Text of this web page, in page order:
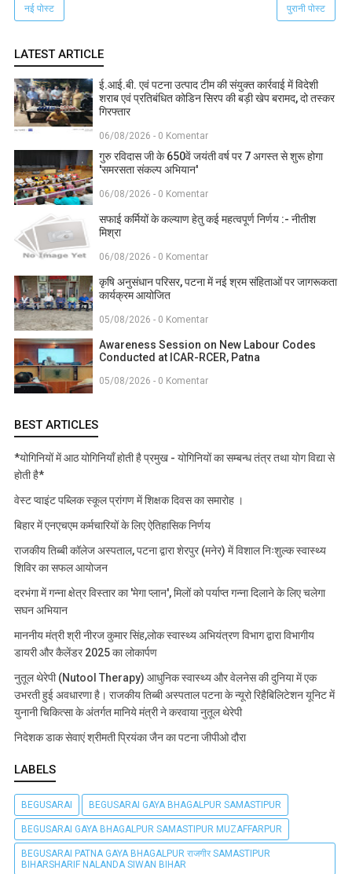
नई पोस्ट पुरानी पोस्ट
LATEST ARTICLE
ई.आई.बी. एवं पटना उत्पाद टीम की संयुक्त कार्रवाई में विदेशी
शराब एवं प्रतिबंधित कोडिन सिरप की बड़ी खेप बरामद, दो तस्कर
गिरफ्तार
06/08/2026 - 0 Komentar
गुरु रविदास जी के 650वें जयंती वर्ष पर 7 अगस्त से शुरू होगा
'समरसता संकल्प अभियान'
06/08/2026 - 0 Komentar
सफाई कर्मियों के कल्याण हेतु कई महत्वपूर्ण निर्णय :- नीतीश
मिश्रा
06/08/2026 - 0 Komentar
कृषि अनुसंधान परिसर, पटना में नई श्रम संहिताओं पर जागरूकता
कार्यक्रम आयोजित
05/08/2026 - 0 Komentar
Awareness Session on New Labour Codes
Conducted at ICAR-RCER, Patna
05/08/2026 - 0 Komentar
BEST ARTICLES
*योगिनियों में आठ योगिनियाँ होती है प्रमुख - योगिनियों का सम्बन्ध तंत्र तथा योग विद्या से
होती है*
वेस्ट प्वाइंट पब्लिक स्कूल प्रांगण में शिक्षक दिवस का समारोह ।
बिहार में एनएचएम कर्मचारियों के लिए ऐतिहासिक निर्णय
राजकीय तिब्बी कॉलेज अस्पताल, पटना द्वारा शेरपुर (मनेर) में विशाल निःशुल्क स्वास्थ्य
शिविर का सफल आयोजन
दरभंगा में गन्ना क्षेत्र विस्तार का 'मेगा प्लान', मिलों को पर्याप्त गन्ना दिलाने के लिए चलेगा
सघन अभियान
माननीय मंत्री श्री नीरज कुमार सिंह,लोक स्वास्थ्य अभियंत्रण विभाग द्वारा विभागीय
डायरी और कैलेंडर 2025 का लोकार्पण
नुतूल थेरेपी (Nutool Therapy) आधुनिक स्वास्थ्य और वेलनेस की दुनिया में एक
उभरती हुई अवधारणा है। राजकीय तिब्बी अस्पताल पटना के न्यूरो रिहैबिलिटेशन यूनिट में
युनानी चिकित्सा के अंतर्गत मानिये मंत्री ने करवाया नुतूल थेरेपी
निदेशक डाक सेवाएं श्रीमती प्रियंका जैन का पटना जीपीओ दौरा
LABELS
BEGUSARAI BEGUSARAI GAYA BHAGALPUR SAMASTIPUR
BEGUSARAI GAYA BHAGALPUR SAMASTIPUR MUZAFFARPUR
BEGUSARAI PATNA GAYA BHAGALPUR राजगीर SAMASTIPUR
BIHARSHARIF NALANDA SIWAN BIHAR